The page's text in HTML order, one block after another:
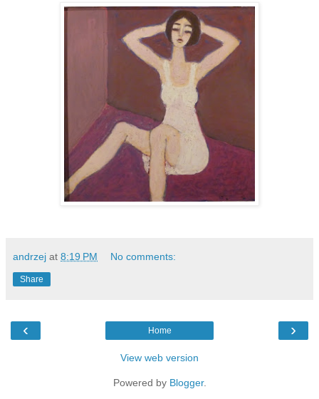
andrzej at 8:19 PM No comments:
Share
‹ ›
Home
View web version
Powered by Blogger.